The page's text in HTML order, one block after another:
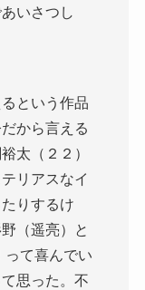
いさつし
という作品
から言える
太（２２）
リアスなイ
りするけ
（遥亮）と
って喜んでい
思った。不